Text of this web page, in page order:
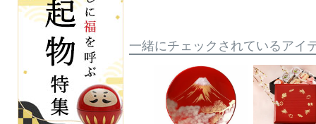
一緒にチェックされているアイ